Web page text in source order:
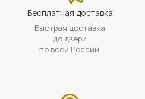
Бесплатная доставка
Быстрая доставка
до двери
по всей России.